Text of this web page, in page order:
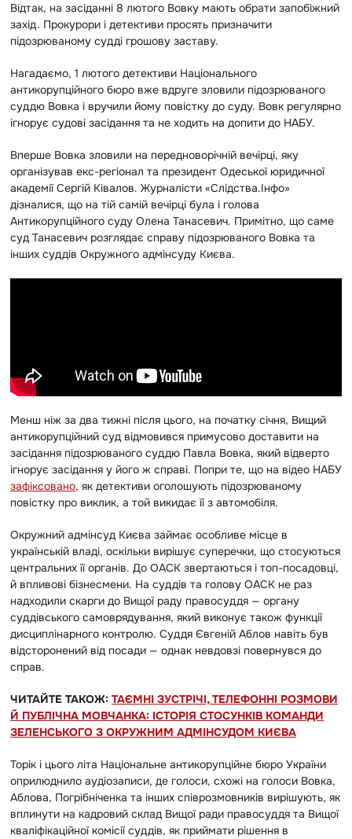
Відтак, на засіданні 8 лютого Вовку мають обрати запобіжний
захід. Прокурори і детективи просять призначити
підозрюваному судді грошову заставу.
Нагадаємо, 1 лютого детективи Національного
антикорупційного бюро вже вдруге зловили підозрюваного
суддю Вовка і вручили йому повістку до суду. Вовк регулярно
ігнорує судові засідання та не ходить на допити до НАБУ.
Вперше Вовка зловили на передноворічній вечірці, яку
організував екс-регіонал та президент Одеської юридичної
академії Сергій Ківалов. Журналісти «Слідства.Інфо»
дізналися, що на тій самій вечірці була і голова
Антикорупційного суду Олена Танасевич. Примітно, що саме
суд Танасевич розглядає справу підозрюваного Вовка та
інших суддів Окружного адмінсуду Києва.
Менш ніж за два тижні після цього, на початку січня, Вищий
антикорупційний суд відмовився примусово доставити на
засідання підозрюваного суддю Павла Вовка, який відверто
ігнорує засідання у його ж справі. Попри те, що на відео НАБУ
зафіксовано, як детективи оголошують підозрюваному
повістку про виклик, а той викидає її з автомобіля.
Окружний адмінсуд Києва займає особливе місце в
українській владі, оскільки вирішує суперечки, що стосуються
центральних її органів. До ОАСК звертаються і топ-посадовці,
й впливові бізнесмени. На суддів та голову ОАСК не раз
надходили скарги до Вищої раду правосуддя — органу
суддівського самоврядування, який виконує також функції
дисциплінарного контролю. Суддя Євгеній Аблов навіть був
відсторонений від посади — однак невдовзі повернувся до
справ.
ЧИТАЙТЕ ТАКОЖ: ТАЄМНІ ЗУСТРІЧІ, ТЕЛЕФОННІ РОЗМОВИ
Й ПУБЛІЧНА МОВЧАНКА: ІСТОРІЯ СТОСУНКІВ КОМАНДИ
ЗЕЛЕНСЬКОГО З ОКРУЖНИМ АДМІНСУДОМ КИЄВА
Торік і цього літа Національне антикорупційне бюро України
оприлюднило аудіозаписи, де голоси, схожі на голоси Вовка,
Аблова, Погрібніченка та інших співрозмовників вирішують, як
вплинути на кадровий склад Вищої ради правосуддя та Вищої
кваліфікаційної комісії суддів, як приймати рішення в